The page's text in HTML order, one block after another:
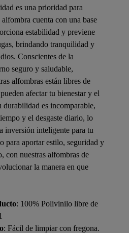
es una prioridad para
cuenta con una base
estabilidad y previene
brindando tranquilidad y
Conscientes de la
seguro y saludable,
alfombras están libres de
afectar tu bienestar y el
durabilidad es incomparable,
y el desgaste diario, lo
inversión inteligente para tu
para aportar estilo, seguridad y
con nuestras alfombras de
la manera en que
: 100% Polivinilo libre de
: Fácil de limpiar con fregona.